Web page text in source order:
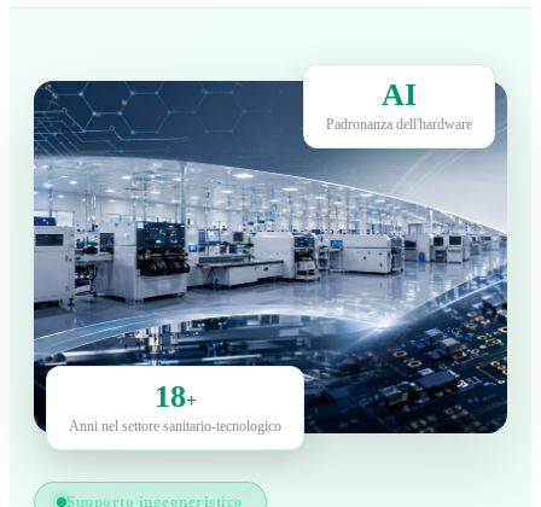
18+
Anni nel settore sanitario-tecnologico
AI
Padronanza dell'hardware
Supporto ingegneristico